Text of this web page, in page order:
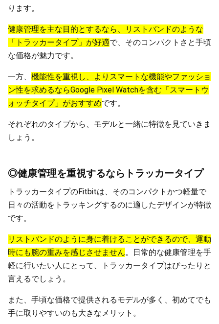
ります。
健康管理を主な目的とするなら、リストバンドのような
「トラッカータイプ」が好適で、そのコンパクトさと手頃
な価格が魅力です。
一方、 機能性を重視し、よりスマートな機能やファッショ
ン性を求めるならGoogle Pixel Watchを含む「スマートウ
ォッチタイプ」がおすすめです。
それぞれのタイプから、モデルと一緒に特徴を見ていきま
しょう。
◎健康管理を重視するならトラッカータイプ
トラッカータイプのFitbitは、そのコンパクトかつ軽量で
日々の活動をトラッキングするのに適したデザインが特徴
です。
リストバンドのように身に着けることができるので、運動
時にも腕の重みを感じさせません。日常的な健康管理を手
軽に行いたい人にとって、トラッカータイプはぴったりと
言えるでしょう。
また、手頃な価格で提供されるモデルが多く、初めてでも
手に取りやすいのも大きなメリット。